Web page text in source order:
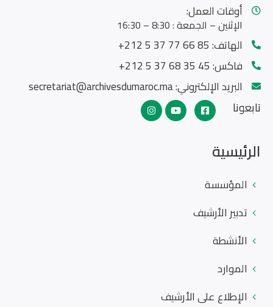
أوقات العمل:
الإثنين – الجمعة : 8:30 – 16:30
الهاتف:85 66 77 37 5 212+
فاكس:45 35 68 37 5 212+
البريد الإلكتروني:secretariat@archivesdumaroc.ma
تابعونا
الرئيسية
المؤسسة
تدبير الأرشيف
الأنشطة
الموارد
الإطلاع على الأرشيف